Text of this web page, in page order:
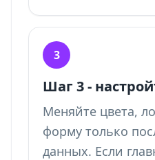
3
Шаг 3 -
Меняйте цвета,
форму только
данных. Если